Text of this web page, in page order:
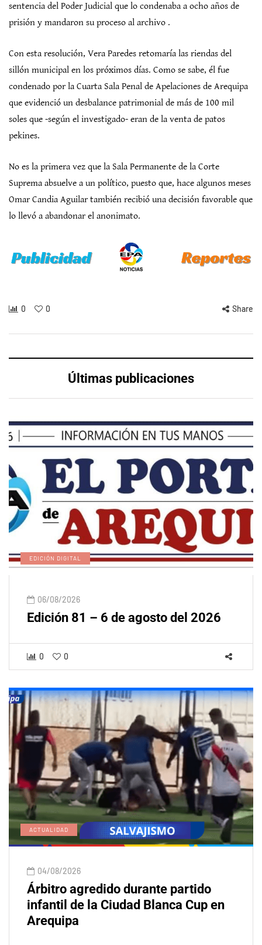
sentencia del Poder Judicial que lo condenaba a ocho años de
prisión y mandaron su proceso al archivo .
Con esta resolución, Vera Paredes retomaría las riendas del
sillón municipal en los próximos días. Como se sabe, él fue
condenado por la Cuarta Sala Penal de Apelaciones de Arequipa
que evidenció un desbalance patrimonial de más de 100 mil
soles que -según el investigado- eran de la venta de patos
pekines.
No es la primera vez que la Sala Permanente de la Corte
Suprema absuelve a un político, puesto que, hace algunos meses
Omar Candia Aguilar también recibió una decisión favorable que
lo llevó a abandonar el anonimato.
0 0 Share
Últimas publicaciones
EDICIÓN DIGITAL
06/08/2026
Edición 81 – 6 de agosto del 2026
0 0
ACTUALIDAD
04/08/2026
Árbitro agredido durante partido
infantil de la Ciudad Blanca Cup en
Arequipa